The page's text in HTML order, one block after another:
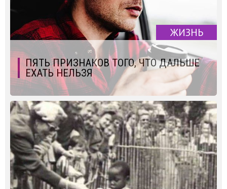
ЖИЗНЬ
ПЯТЬ ПРИЗНАКОВ ТОГО, ЧТО ДАЛЬШЕ
ЕХАТЬ НЕЛЬЗЯ